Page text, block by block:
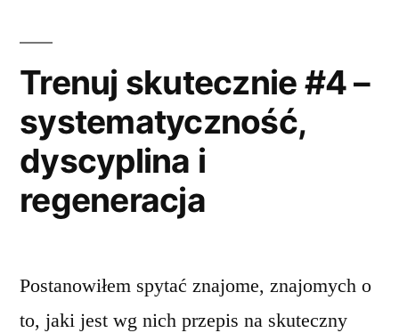
Trenuj skutecznie #4 –
systematyczność,
dyscyplina i
regeneracja
Postanowiłem spytać znajome, znajomych o
to, jaki jest wg nich przepis na skuteczny